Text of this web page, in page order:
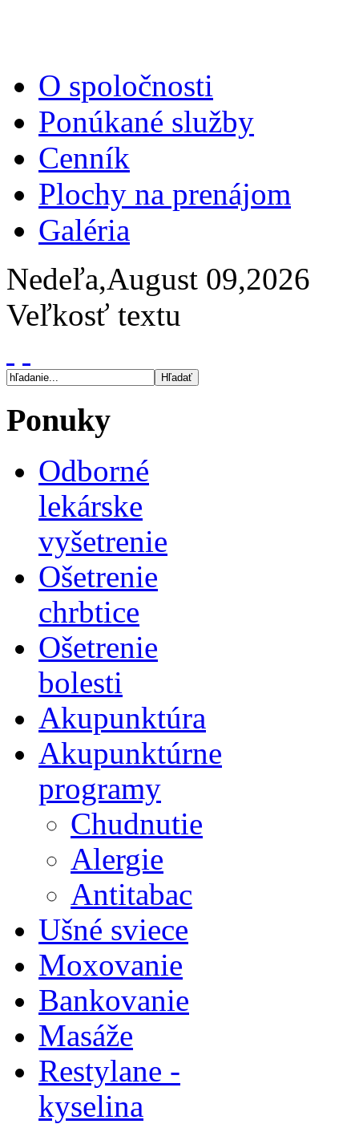
O spoločnosti
Ponúkané služby
Cenník
Plochy na prenájom
Galéria
Nedeľa,August 09,2026
Veľkosť textu
Ponuky
Odborné
lekárske
vyšetrenie
Ošetrenie
chrbtice
Ošetrenie
bolesti
Akupunktúra
Akupunktúrne
programy
Chudnutie
Alergie
Antitabac
Ušné sviece
Moxovanie
Bankovanie
Masáže
Restylane -
kyselina